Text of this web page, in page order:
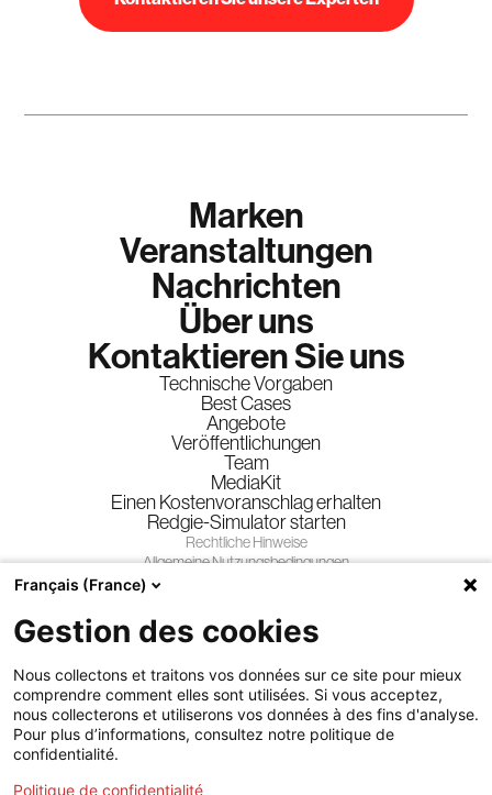
Marken
Veranstaltungen
Nachrichten
Über uns
Kontaktieren Sie uns
Technische Vorgaben
Best Cases
Angebote
Veröffentlichungen
Team
MediaKit
Einen Kostenvoranschlag erhalten
Redgie-Simulator starten
Rechtliche Hinweise
Allgemeine Nutzungsbedingungen
Allgemeine Geschäftsbedingungen
Gewinnspiele
Folgen Sie uns
Français (France)
Gestion des cookies
Nous collectons et traitons vos données sur ce site pour mieux
comprendre comment elles sont utilisées. Si vous acceptez,
nous collecterons et utiliserons vos données à des fins d'analyse.
Pour plus d’informations, consultez notre politique de
confidentialité.
Politique de confidentialité